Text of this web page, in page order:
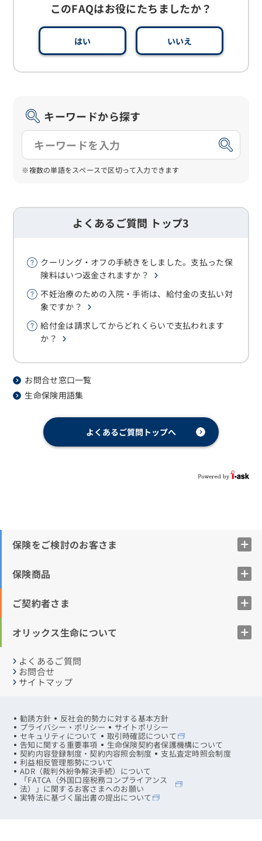
このFAQはお役にたちましたか？
はい いいえ
キーワードから探す
※複数の単語をスペースで区切って入力できます
よくあるご質問 トップ3
クーリング・オフの手続きをしました。支払った保
険料はいつ返金されますか？
不妊治療のための入院・手術は、給付金の支払い対
象ですか？
給付金は請求してからどれくらいで支払われます
か？
お問合せ窓口一覧
生命保険用語集
よくあるご質問トップへ
保険をご検討のお客さま
保険商品
ご契約者さま
オリックス生命について
よくあるご質問
お問合せ
サイトマップ
勧誘方針 反社会的勢力に対する基本方針
プライバシー・ポリシー サイトポリシー
セキュリティについて 取引時確認について
告知に関する重要事項 生命保険契約者保護機構について
契約内容登録制度・契約内容照会制度 支払査定時照会制度
利益相反管理態勢について
ADR（裁判外紛争解決手続）について
「FATCA（外国口座税務コンプライアンス
法）」に関するお客さまへのお願い
実特法に基づく届出書の提出について